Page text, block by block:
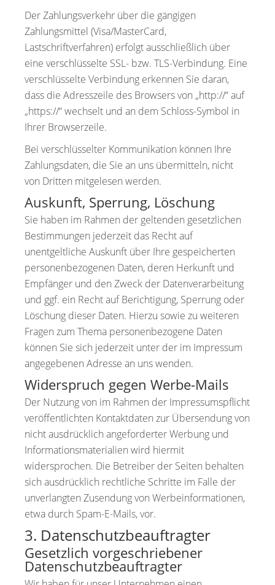
Der Zahlungsverkehr über die gängigen
Zahlungsmittel (Visa/MasterCard,
Lastschriftverfahren) erfolgt ausschließlich über
eine verschlüsselte SSL- bzw. TLS-Verbindung. Eine
verschlüsselte Verbindung erkennen Sie daran,
dass die Adresszeile des Browsers von „http://“ auf
„https://“ wechselt und an dem Schloss-Symbol in
Ihrer Browserzeile.
Bei verschlüsselter Kommunikation können Ihre
Zahlungsdaten, die Sie an uns übermitteln, nicht
von Dritten mitgelesen werden.
Auskunft, Sperrung, Löschung
Sie haben im Rahmen der geltenden gesetzlichen
Bestimmungen jederzeit das Recht auf
unentgeltliche Auskunft über Ihre gespeicherten
personenbezogenen Daten, deren Herkunft und
Empfänger und den Zweck der Datenverarbeitung
und ggf. ein Recht auf Berichtigung, Sperrung oder
Löschung dieser Daten. Hierzu sowie zu weiteren
Fragen zum Thema personenbezogene Daten
können Sie sich jederzeit unter der im Impressum
angegebenen Adresse an uns wenden.
Widerspruch gegen Werbe-Mails
Der Nutzung von im Rahmen der Impressumspflicht
veröffentlichten Kontaktdaten zur Übersendung von
nicht ausdrücklich angeforderter Werbung und
Informationsmaterialien wird hiermit
widersprochen. Die Betreiber der Seiten behalten
sich ausdrücklich rechtliche Schritte im Falle der
unverlangten Zusendung von Werbeinformationen,
etwa durch Spam-E-Mails, vor.
3. Datenschutzbeauftragter
Gesetzlich vorgeschriebener
Datenschutzbeauftragter